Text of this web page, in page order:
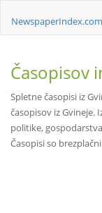
NewspaperIndex.com
Časopisov
Spletne časopisi iz
časopisov iz Gvineje.
politike,
Časopisi so